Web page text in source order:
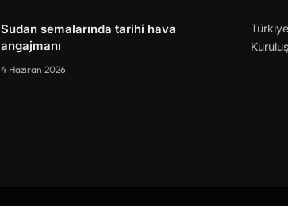
Sudan semalarında tarihi hava
angajmanı
4 Haziran 2026